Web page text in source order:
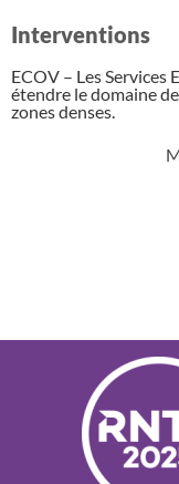
Interventions
ECOV – Les
étendre le domaine
zones denses.